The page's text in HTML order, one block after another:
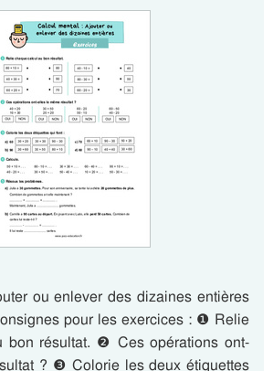
ou enlever des dizaines entières
pour les exercices : ❶ Relie
bon résultat. ❷ Ces opérations ont-
? ❸ Colorie les deux étiquettes